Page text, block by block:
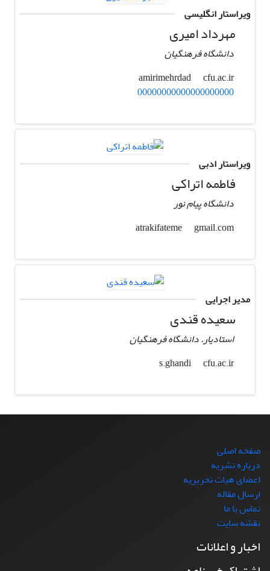
ویراستار انگلیسی
مهرداد امیری
دانشگاه فرهنگیان
amirimehrdad
cfu.ac.ir
00000000000000000000
ویراستار ادبی
فاطمه اتراکی
دانشگاه پیام نور
gmail.com
مدیر اجرایی
سعیده قندی
استادیار. دانشگاه فرهنگیان
s.ghandi
cfu.ac.ir
صفحه اصلی
درباره نشریه
اعضای هیات تحریریه
ارسال مقاله
تماس با ما
نقشه سایت
اخبار و اعلانات